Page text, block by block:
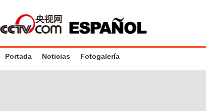
Portada Noticias Fotogalería